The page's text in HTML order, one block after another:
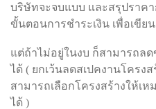
บริษัทจะจบแบบ และสรุปราค
ขั้นตอนการชำระเงิน เพื่อเขีย
แต่ถ้าไม่อยู่ในงบ ก็สามารถล
ได้ ( ยกเว้นลดสเปคงานโครง
สามารถเลือกโครงสร้างให้เ
ได้ )